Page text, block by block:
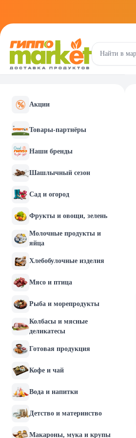
Акции
Товары-партнёры
Наши бренды
Шашлычный сезон
Сад и огород
Фрукты и овощи, зелень
Молочные продукты и
яйца
Хлебобулочные изделия
Мясо и птица
Рыба и морепродукты
Колбасы и мясные
деликатесы
Готовая продукция
Кофе и чай
Вода и напитки
Детство и материнство
Макароны, мука и крупы